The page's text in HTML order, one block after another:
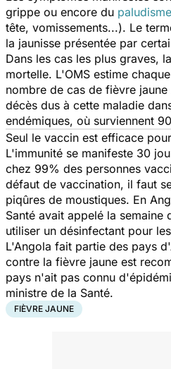
grippe ou encore du paludisme
tête, vomissements...). Le
la jaunisse présentée par
Dans les cas les plus graves,
mortelle. L'OMS estime
nombre de cas de fièvre
décès dus à cette maladie
endémiques, où surviennent
Seul le vaccin est efficace
L'immunité se manifeste 30
chez 99% des personnes
défaut de vaccination, il faut
piqûres de moustiques. En
Santé avait appelé la semaine
utiliser un désinfectant pour
L'Angola fait partie des pays
contre la fièvre jaune est
pays n'ait pas connu
ministre de la Santé.
FIÈVRE JAUNE